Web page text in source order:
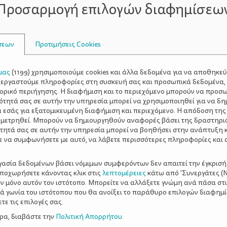
ποιόν θα ερωτευτούμε; Τι ζητούν οι άνδρες και
ή της βιοχημείας;
Έρευνα που δημοσιεύει το
τρόπο που επιλέγουμε συντρόφους. Με λίγα λόγια,
στα παιδιά μας και έτσι εξασφαλίζουμε ότι
που υποσυνείδητα θέτουμε στον εαυτό μας είναι
να απαντήσουμε σε αυτό το ερώτημα: Οι φερομόνες
το ανθρώπινο σώμα και υπαγορεύουν την
εισέρχονται μέσω του οσφρητικού συστήματος στον
Μαρκ Κρίσταλ, από το Πανεπιστήμιο του Μπάφαλο.
γνωρίσματα που εντάσσονται στις
Μιλώντας στο chemistry.com. για αυτό το θέμα, η
νεότερες από εκείνους και πιο όμορφες. Οι άνδρες
του άνδρα είναι να στηρίζει. Οι γυναίκες από την
του άνδρα. Μία έρευνα καταλήγει ότι οι γυναίκες
ρυθμό διπλάσιο από ότι οι άνδρες. Εάν λοιπόν οι
επιτυχίας».
επιλογών
Προτιμήσεις Cookies
(1199) χρησιμοποιούμε cookies και άλλα δεδομένα για να
πληροφορίες στη συσκευή σας και προσωπικά
περιήγησης. Η διαφήμιση και το περιεχόμενο μπορούν να
σας σε αυτήν την υπηρεσία μπορεί να χρησιμοποιηθεί για να
εσάς για εξατομικευμένη διαφήμιση και περιεχόμενο. Η απόδοση
Μπορούν να δημιουργηθούν αναφορές βάσει της
σας σε αυτήν την υπηρεσία μπορεί να βοηθήσει στην ανάπτυξη
να συμφωνήσετε με αυτό, να λάβετε περισσότερες πληροφορίες και
δεδομένων βάσει νόμιμων συμφερόντων δεν απαιτεί την
κάνοντας κλικ στις λεπτομέρειες κάτω από 'Συνεργάτες
μόνο αυτόν τον ιστότοπο. Μπορείτε να αλλάξετε γνώμη ανά πάσα
γωνία του ιστότοπου που θα ανοίξει το παράθυρο επιλογών
τις επιλογές σας.
διαβάστε την Πολιτική Απορρήτου.